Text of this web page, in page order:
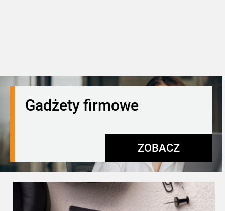
Gadżety firmowe
ZOBACZ